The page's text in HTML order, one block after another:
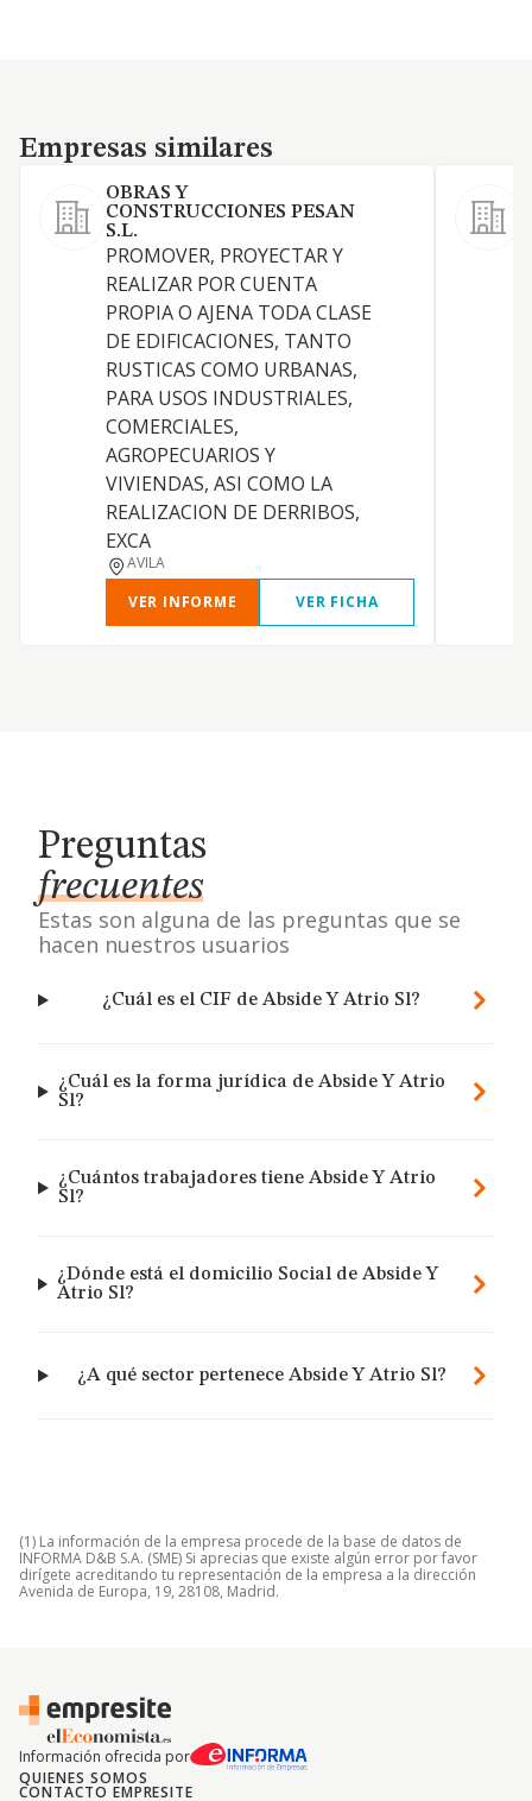
Empresas similares
Empresas similares
OBRAS Y
CONSTRUCCIONES PESAN
S.L.
PROMOVER, PROYECTAR Y
REALIZAR POR CUENTA
PROPIA O AJENA TODA CLASE
DE EDIFICACIONES, TANTO
RUSTICAS COMO URBANAS,
PARA USOS INDUSTRIALES,
COMERCIALES,
AGROPECUARIOS Y
VIVIENDAS, ASI COMO LA
REALIZACION DE DERRIBOS,
EXCA
AVILA
VER INFORME
VER FICHA
Preguntas
frecuentes
Estas son alguna de las preguntas que se
hacen nuestros usuarios
¿Cuál es el CIF de Abside Y Atrio Sl?
¿Cuál es la forma jurídica de Abside Y Atrio
Sl?
¿Cuántos trabajadores tiene Abside Y Atrio
Sl?
¿Dónde está el domicilio Social de Abside Y
Atrio Sl?
¿A qué sector pertenece Abside Y Atrio Sl?
(1) La información de la empresa procede de la base de datos de
INFORMA D&B S.A. (SME) Si aprecias que existe algún error por favor
dirígete acreditando tu representación de la empresa a la dirección
Avenida de Europa, 19, 28108, Madrid.
Información ofrecida por
QUIENES SOMOS
CONTACTO EMPRESITE